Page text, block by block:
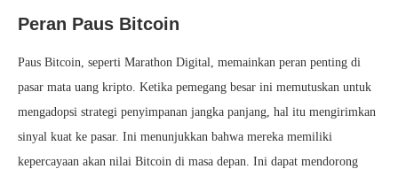
Peran Paus Bitcoin
Paus Bitcoin, seperti Marathon Digital, memainkan peran penting di
pasar mata uang kripto. Ketika pemegang besar ini memutuskan untuk
mengadopsi strategi penyimpanan jangka panjang, hal itu mengirimkan
sinyal kuat ke pasar. Ini menunjukkan bahwa mereka memiliki
kepercayaan akan nilai Bitcoin di masa depan. Ini dapat mendorong